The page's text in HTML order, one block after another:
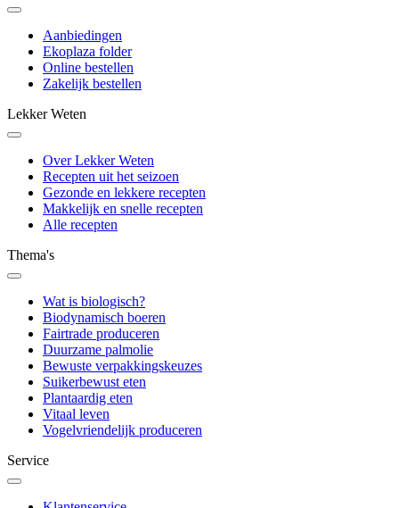
Aanbiedingen
Ekoplaza folder
Online bestellen
Zakelijk bestellen
Lekker Weten
Over Lekker Weten
Recepten uit het seizoen
Gezonde en lekkere recepten
Makkelijk en snelle recepten
Alle recepten
Thema's
Wat is biologisch?
Biodynamisch boeren
Fairtrade produceren
Duurzame palmolie
Bewuste verpakkingskeuzes
Suikerbewust eten
Plantaardig eten
Vitaal leven
Vogelvriendelijk produceren
Service